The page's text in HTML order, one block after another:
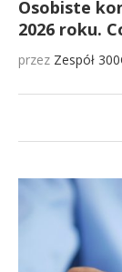
Osobiste
2026 roku.
przez Zespół